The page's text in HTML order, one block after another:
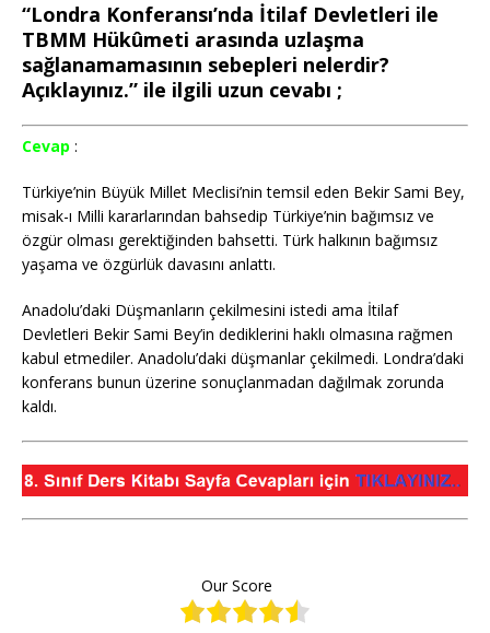
“Londra Konferansı’nda İtilaf Devletleri ile
TBMM Hükûmeti arasında uzlaşma
sağlanamamasının sebepleri nelerdir?
Açıklayınız.” ile ilgili uzun cevabı ;
Cevap :
Türkiye’nin Büyük Millet Meclisi’nin temsil eden Bekir Sami Bey,
misak-ı Milli kararlarından bahsedip Türkiye’nin bağımsız ve
özgür olması gerektiğinden bahsetti. Türk halkının bağımsız
yaşama ve özgürlük davasını anlattı.
Anadolu’daki Düşmanların çekilmesini istedi ama İtilaf
Devletleri Bekir Sami Bey’in dediklerini haklı olmasına rağmen
kabul etmediler. Anadolu’daki düşmanlar çekilmedi. Londra’daki
konferans bunun üzerine sonuçlanmadan dağılmak zorunda
kaldı.
Our Score